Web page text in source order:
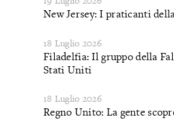
New Jersey: I praticanti
18 Luglio 2026
Filadelfia: Il gruppo della
Stati Uniti
18 Luglio 2026
Regno Unito: La gente